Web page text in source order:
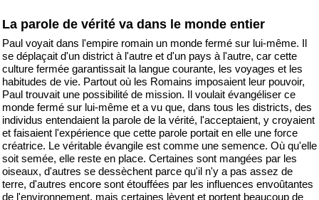
La parole de vérité va dans le monde entier
Paul voyait dans l'empire romain un monde fermé sur lui-même. Il
se déplaçait d'un district à l'autre et d'un pays à l'autre, car cette
culture fermée garantissait la langue courante, les voyages et les
habitudes de vie. Partout où les Romains imposaient leur pouvoir,
Paul trouvait une possibilité de mission. Il voulait évangéliser ce
monde fermé sur lui-même et a vu que, dans tous les districts, des
individus entendaient la parole de la vérité, l'acceptaient, y croyaient
et faisaient l'expérience que cette parole portait en elle une force
créatrice. Le véritable évangile est comme une semence. Où qu'elle
soit semée, elle reste en place. Certaines sont mangées par les
oiseaux, d'autres se dessèchent parce qu'il n'y a pas assez de
terre, d'autres encore sont étouffées par les influences envoûtantes
de l'environnement, mais certaines lèvent et portent beaucoup de